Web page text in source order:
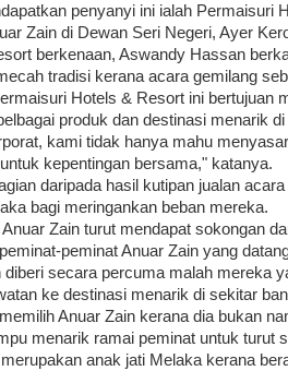
penyanyi ini ialah Permaisuri
Zain di Dewan Seri Negeri, Ayer
berkenaan, Aswandy Hassan
tradisi kerana acara gemilang
Hotels & Resort ini bertujuan
produk dan destinasi menarik
kami tidak hanya mahu
kepentingan bersama," katanya.
daripada hasil kutipan jualan
bagi meringankan beban mereka.
Zain turut mendapat sokongan
peminat Anuar Zain yang
secara percuma malah mereka
ke destinasi menarik di sekitar
Anuar Zain kerana dia bukan
menarik ramai peminat untuk turut
anak jati Melaka kerana